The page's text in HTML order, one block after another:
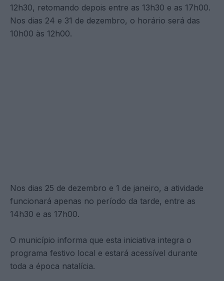
12h30, retomando depois entre as 13h30 e as 17h00.
Nos dias 24 e 31 de dezembro, o horário será das
10h00 às 12h00.
Nos dias 25 de dezembro e 1 de janeiro, a atividade
funcionará apenas no período da tarde, entre as
14h30 e as 17h00.
O município informa que esta iniciativa integra o
programa festivo local e estará acessível durante
toda a época natalícia.